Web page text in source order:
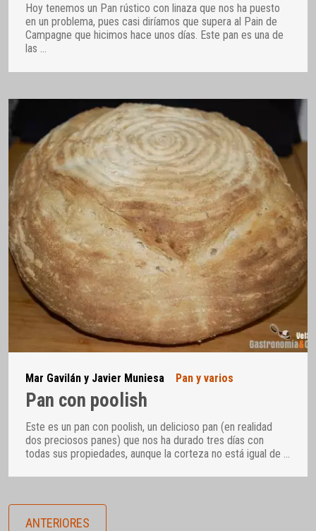
Hoy tenemos un Pan rústico con linaza que nos ha puesto
en un problema, pues casi diríamos que supera al Pain de
Campagne que hicimos hace unos días. Este pan es una de
las …
Mar Gavilán y Javier Muniesa Pan y varios
Pan con poolish
Este es un pan con poolish, un delicioso pan (en realidad
dos preciosos panes) que nos ha durado tres días con
todas sus propiedades, aunque la corteza no está igual de
ANTERIORES